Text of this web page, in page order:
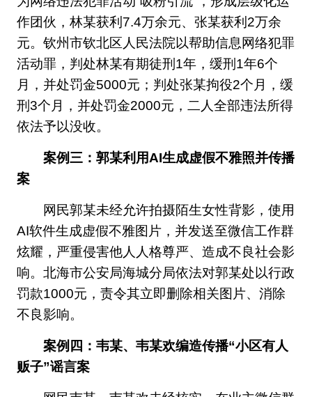
作团伙，林某获利7.4万余元、张某获利2万余
元。钦州市钦北区人民法院以帮助信息网络犯罪
活动罪，判处林某有期徒刑1年，缓刑1年6个
月，并处罚金5000元；判处张某拘役2个月，缓
刑3个月，并处罚金2000元，二人全部违法所得
依法予以没收。
案例三：郭某利用AI生成虚假不雅照并传播
案
网民郭某未经允许拍摄陌生女性背影，使用
AI软件生成虚假不雅图片，并发送至微信工作群
炫耀，严重侵害他人人格尊严、造成不良社会影
响。北海市公安局海城分局依法对郭某处以行政
罚款1000元，责令其立即删除相关图片、消除
不良影响。
案例四：韦某、韦某欢编造传播“小区有人
贩子”谣言案